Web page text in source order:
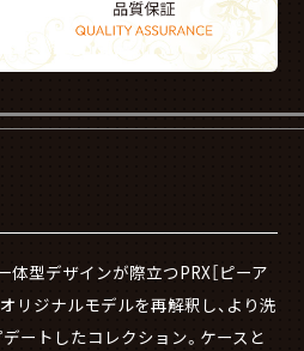
型デザインが際立つPRX［ピーア
リジナルモデルを再解釈し、より洗
ートしたコレクション。ケースと